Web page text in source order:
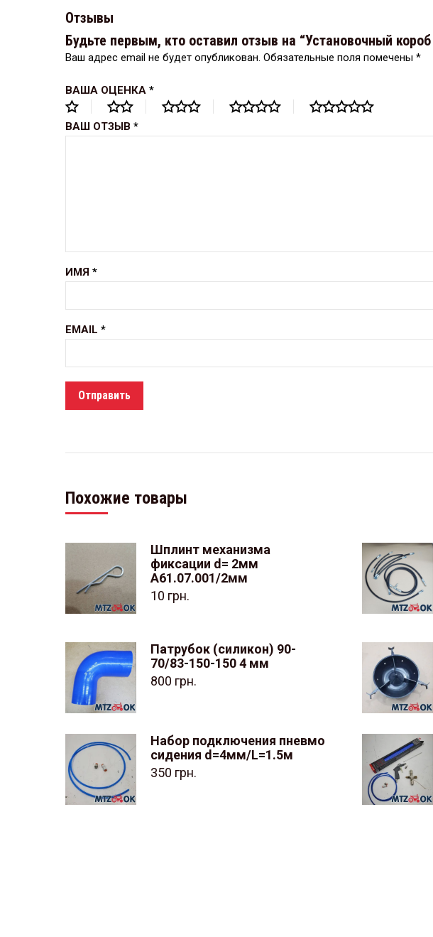
Отзывы
Будьте первым, кто оставил отзыв на “Установочный
Ваш адрес email не будет опубликован. Обязательные поля помечены *
ВАША ОЦЕНКА *
ВАШ ОТЗЫВ *
ИМЯ *
EMAIL *
Похожие товары
Шплинт механизма
фиксации d= 2мм
А61.07.001/2мм
10 грн.
Патрубок (силикон) 90-
70/83-150-150 4 мм
800 грн.
Набор подключения пневмо
сидения d=4мм/L=1.5м
350 грн.